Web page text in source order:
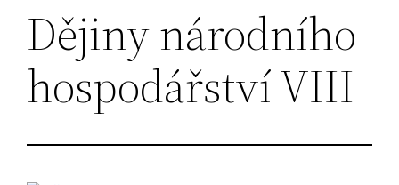
Dějiny národního
hospodářství VIII